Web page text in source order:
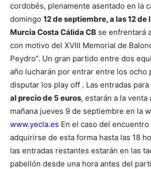
cordobés, plenamente asentado en la
domingo 12 de septiembre, a las 12 de
Murcia Costa Cálida CB se enfrentará
con motivo del XVIII Memorial de
Peydro”. Un gran partido entre dos
año lucharán por entrar entre los ocho
disputar los play off . Las entradas
al precio de 5 euros, estarán a la venta
mañana jueves 9 de septiembre en la
www.yecla.es En el caso del
adquirirse de esta forma hasta las 18
las entradas restantes estarán en las
pabellón desde una hora antes del